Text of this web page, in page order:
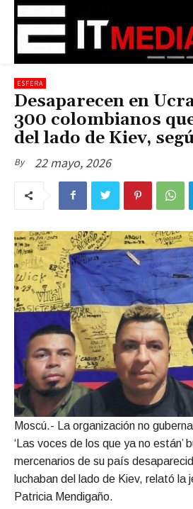
ESFERA
Desaparecen en
300 colombianos
del lado de Kiev,
By 22 mayo, 2026
Moscú.- La organización no
‘Las voces de los que ya no están’
mercenarios de su país
luchaban del lado de Kiev, relató la
Patricia Mendigaño.